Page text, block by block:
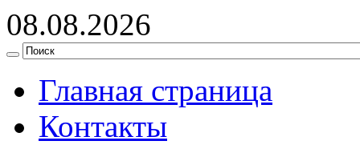
08.08.2026
Главная страница
Контакты